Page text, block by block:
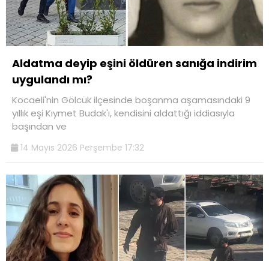
Aldatma deyip eşini öldüren sanığa indirim
uygulandı mı?
Kocaeli'nin Gölcük ilçesinde boşanma aşamasındaki 9
yıllık eşi Kıymet Budak'ı, kendisini aldattığı iddiasıyla
başından ve
14 Mayıs 2026 Perşembe 17:32